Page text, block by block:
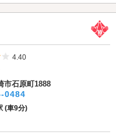
5つ星のうち4
4.40
市石原町1888
0484
(車9分)